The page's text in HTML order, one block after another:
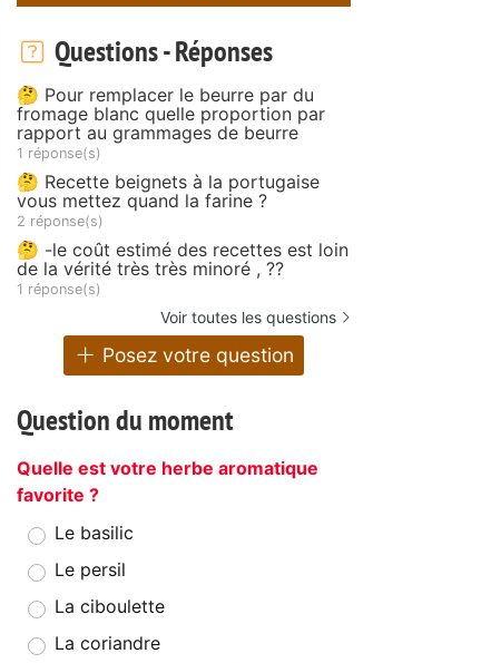
Questions - Réponses
🤔 Pour remplacer le beurre par du
fromage blanc quelle proportion par
rapport au grammages de beurre
1 réponse(s)
🤔 Recette beignets à la portugaise
vous mettez quand la farine ?
2 réponse(s)
🤔 -le coût estimé des recettes est loin
de la vérité très très minoré , ??
1 réponse(s)
Voir toutes les questions
Posez votre question
Question du moment
Quelle est votre herbe aromatique
favorite ?
Le basilic
Le persil
La ciboulette
La coriandre